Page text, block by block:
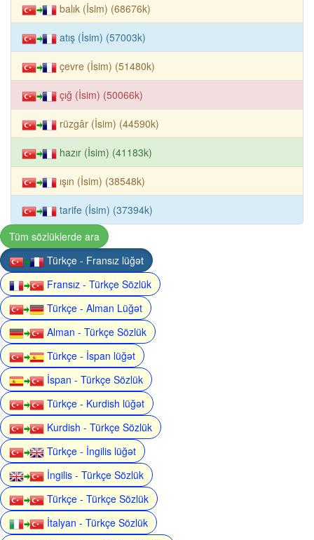
balık (İsim) (68676k)
atış (İsim) (57003k)
çevre (İsim) (51480k)
çığ (İsim) (50066k)
rüzgâr (İsim) (44590k)
hazır (İsim) (41183k)
ışın (İsim) (38548k)
tarife (İsim) (37394k)
Tüm sözlüklerde ara
Türkçe - Fransız lüğət
Fransız - Türkçe Sözlük
Türkçe - Alman Lüğət
Alman - Türkçe Sözlük
Türkçe - İspan lüğət
İspan - Türkçe Sözlük
Türkçe - Kurdish lüğət
Kurdish - Türkçe Sözlük
Türkçe - İngilis lüğət
İngilis - Türkçe Sözlük
Türkçe - Türkçe Sözlük
İtalyan - Türkçe Sözlük